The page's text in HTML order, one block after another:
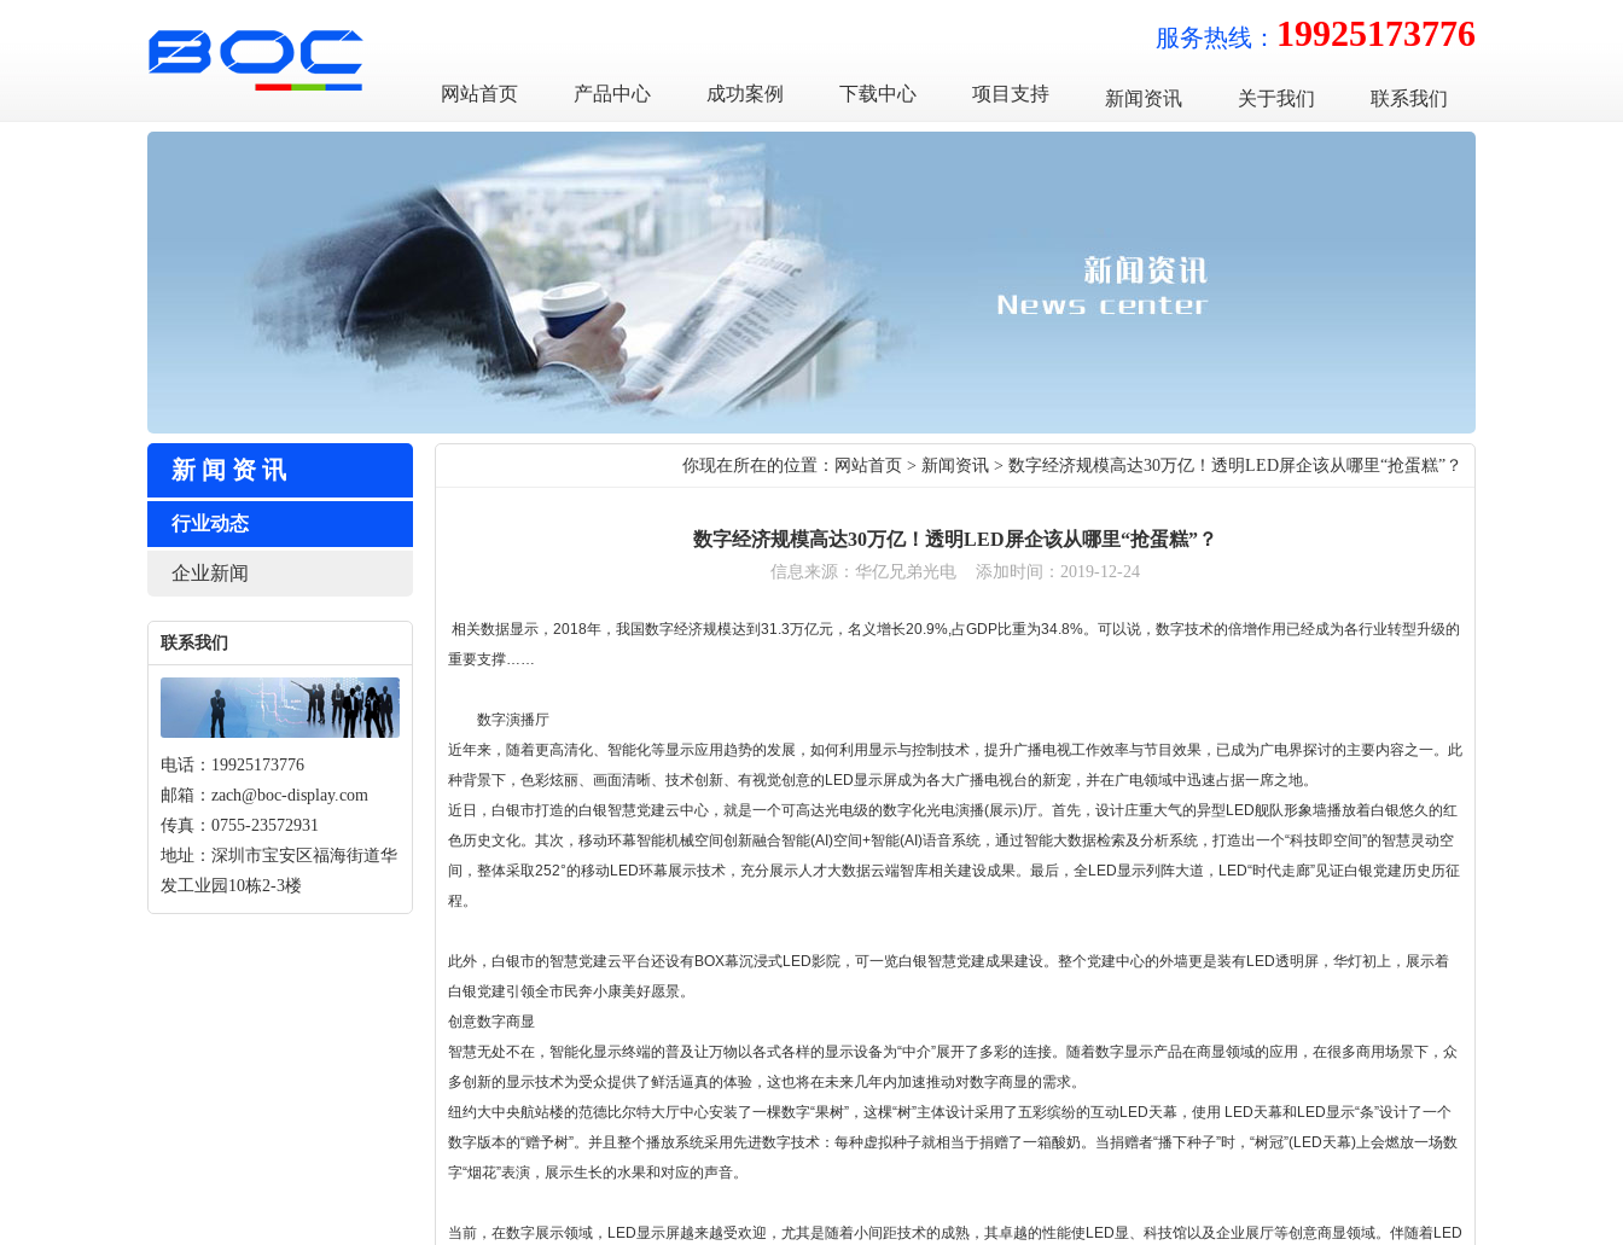
服务热线： 19925173776
网站首页 产品中心 成功案例 下载中心 项目支持 新闻资讯 关于我们 联系我们
新闻资讯
行业动态
企业新闻
联系我们
电话：19925173776
邮箱：zach@boc-display.com
传真：0755-23572931
地址：深圳市宝安区福海街道华
发工业园10栋2-3楼
你现在所在的位置： 网站首页 > 新闻资讯 > 数字经济规模高达30万亿！透明LED屏企该从哪里“抢蛋糕”？
数字经济规模高达30万亿！透明LED屏企该从哪里“抢蛋糕”？
信息来源：华亿兄弟光电 添加时间：2019-12-24
相关数据显示，2018年，我国数字经济规模达到31.3万亿元，名义增长20.9%,占GDP比重为34.8%。可以说，数字技术的倍增作用已经成为各行业转型升级的
重要支撑……
数字演播厅
近年来，随着更高清化、智能化等显示应用趋势的发展，如何利用显示与控制技术，提升广播电视工作效率与节目效果，已成为广电界探讨的主要内容之一。此
种背景下，色彩炫丽、画面清晰、技术创新、有视觉创意的LED显示屏成为各大广播电视台的新宠，并在广电领域中迅速占据一席之地。
近日，白银市打造的白银智慧党建云中心，就是一个可高达光电级的数字化光电演播(展示)厅。首先，设计庄重大气的异型LED舰队形象墙播放着白银悠久的红
色历史文化。其次，移动环幕智能机械空间创新融合智能(AI)空间+智能(AI)语音系统，通过智能大数据检索及分析系统，打造出一个“科技即空间”的智慧灵动空
间，整体采取252°的移动LED环幕展示技术，充分展示人才大数据云端智库相关建设成果。最后，全LED显示列阵大道，LED“时代走廊”见证白银党建历史历征
程。
此外，白银市的智慧党建云平台还设有BOX幕沉浸式LED影院，可一览白银智慧党建成果建设。整个党建中心的外墙更是装有LED透明屏，华灯初上，展示着
白银党建引领全市民奔小康美好愿景。
创意数字商显
智慧无处不在，智能化显示终端的普及让万物以各式各样的显示设备为“中介”展开了多彩的连接。随着数字显示产品在商显领域的应用，在很多商用场景下，众
多创新的显示技术为受众提供了鲜活逼真的体验，这也将在未来几年内加速推动对数字商显的需求。
纽约大中央航站楼的范德比尔特大厅中心安装了一棵数字“果树”，这棵“树”主体设计采用了五彩缤纷的互动LED天幕，使用 LED天幕和LED显示“条”设计了一个
数字版本的“赠予树”。并且整个播放系统采用先进数字技术：每种虚拟种子就相当于捐赠了一箱酸奶。当捐赠者“播下种子”时，“树冠”(LED天幕)上会燃放一场数
字“烟花”表演，展示生长的水果和对应的声音。
当前，在数字展示领域，LED显示屏越来越受欢迎，尤其是随着小间距技术的成熟，其卓越的性能使LED显、科技馆以及企业展厅等创意商显领域。伴随着LED